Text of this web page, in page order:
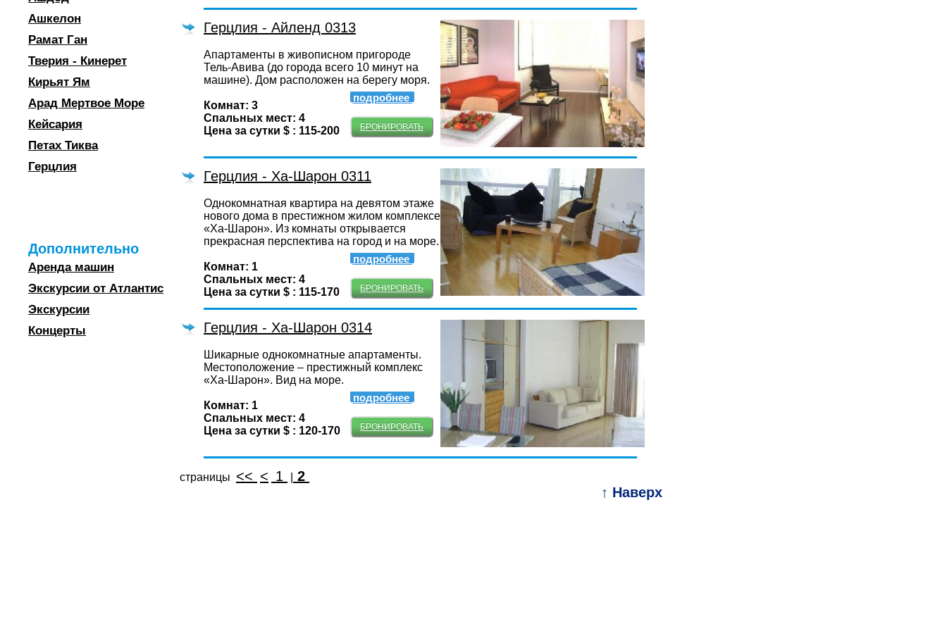
Ашкелон
Рамат Ган
Тверия - Кинерет
Кирьят Ям
Арад Мертвое Море
Кейсария
Петах Тиква
Герцлия
Дополнительно
Аренда машин
Экскурсии от Атлантис
Экскурсии
Концерты
Герцлия - Айленд 0313
Апартаменты в живописном пригороде
Тель-Авива (до города всего 10 минут на
машине). Дом расположен на берегу моря.
Комнат: 3
Спальных мест: 4
Цена за сутки $ : 115-200
подробнее
БРОНИРОВАТЬ
Герцлия - Ха-Шарон 0311
Однокомнатная квартира на девятом этаже
нового дома в престижном жилом комплексе
«Ха-Шарон». Из комнаты открывается
прекрасная перспектива на город и на море.
Комнат: 1
Спальных мест: 4
Цена за сутки $ : 115-170
подробнее
БРОНИРОВАТЬ
Герцлия - Ха-Шарон 0314
Шикарные однокомнатные апартаменты.
Местоположение – престижный комплекс
«Ха-Шарон». Вид на море.
Комнат: 1
Спальных мест: 4
Цена за сутки $ : 120-170
подробнее
БРОНИРОВАТЬ
страницы << < 1
2
↑ Наверх